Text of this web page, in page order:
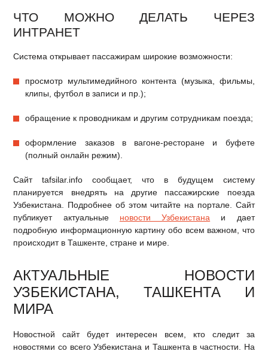
ЧТО МОЖНО ДЕЛАТЬ ЧЕРЕЗ
ИНТРАНЕТ
Система открывает пассажирам широкие возможности:
просмотр мультимедийного контента (музыка, фильмы,
клипы, футбол в записи и пр.);
обращение к проводникам и другим сотрудникам поезда;
оформление заказов в вагоне-ресторане и буфете
(полный онлайн режим).
Сайт tafsilar.info сообщает, что в будущем систему
планируется внедрять на другие пассажирские поезда
Узбекистана. Подробнее об этом читайте на портале. Сайт
публикует актуальные новости Узбекистана и дает
подробную информационную картину обо всем важном, что
происходит в Ташкенте, стране и мире.
АКТУАЛЬНЫЕ НОВОСТИ
УЗБЕКИСТАНА, ТАШКЕНТА И
МИРА
Новостной сайт будет интересен всем, кто следит за
новостями со всего Узбекистана и Ташкента в частности. На